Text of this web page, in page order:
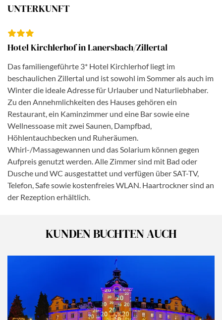
Reither Almabtrieb zählt zu den größten Almabtrieben
geht es dann am Nachmittag wieder in Richtung
„Zillertaler Stimmungsabend“. Kulisse ist das
Ruck-Festival“in der Erlebnissennerei Mayrhofen.
Nehmen Sie an den für Sie reservierten Tischen Platz
und genießen Sie einen stimmungsvollen Abend in
geselliger Runde. Erleben Sie live und hautnah die
Künstler der Volksmusik. Rückfahrt zum Hotel.
UNTERKUNFT
Hotel Kirchlerhof in Lanersbach/Zillertal
Das familiengeführte 3* Hotel Kirchlerhof liegt im
beschaulichen Zillertal und ist sowohl im Sommer als auch im
Winter die ideale Adresse für Urlauber und Naturliebhaber.
Zu den Annehmlichkeiten des Hauses gehören ein
Restaurant, ein Kaminzimmer und eine Bar sowie eine
Wellnessoase mit zwei Saunen, Dampfbad,
Höhlentauchbecken und Ruheräumen.
Whirl-/Massagewannen und das Solarium können gegen
Aufpreis genutzt werden. Alle Zimmer sind mit Bad oder
Dusche und WC ausgestattet und verfügen über SAT-TV,
Telefon, Safe sowie kostenfreies WLAN. Haartrockner sind an
der Rezeption erhältlich.
KUNDEN BUCHTEN AUCH